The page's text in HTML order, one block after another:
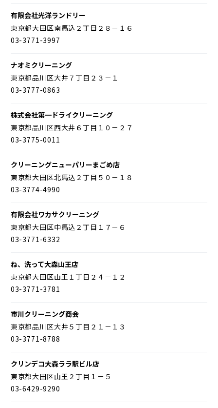
有限会社光洋ランドリー
東京都大田区南馬込２丁目２８－１６
03-3771-3997
ナオミクリーニング
東京都品川区大井７丁目２３－１
03-3777-0863
株式会社第一ドライクリーニング
東京都品川区西大井６丁目１０－２７
03-3775-0011
クリーニングニューパリーまごめ店
東京都大田区北馬込２丁目５０－１８
03-3774-4990
有限会社ワカサクリーニング
東京都大田区中馬込２丁目１７－６
03-3771-6332
ね、洗って大森山王店
東京都大田区山王１丁目２４－１２
03-3771-3781
市川クリーニング商会
東京都品川区大井５丁目２１－１３
03-3771-8788
クリンデコ大森ララ駅ビル店
東京都大田区山王２丁目１－５
03-6429-9290